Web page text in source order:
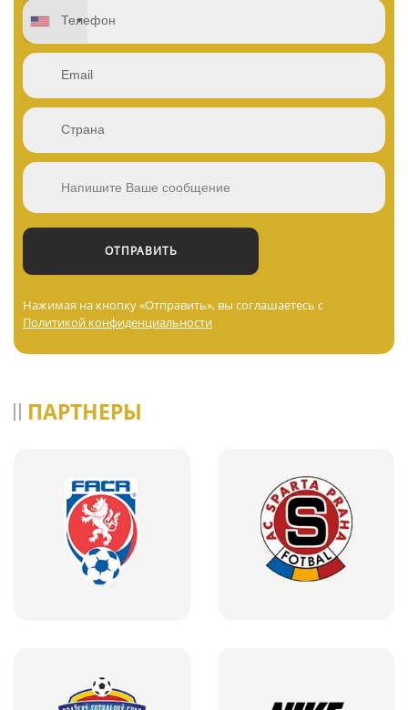
Нажимая на кнопку «Отправить», вы соглашаетесь с
Политикой конфиденциальности
ПАРТНЕРЫ